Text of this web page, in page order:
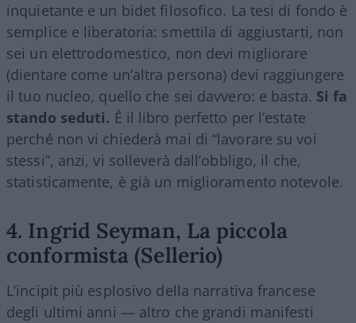
inquietante e un bidet filosofico. La tesi di fondo è
semplice e liberatoria: smettila di aggiustarti, non
sei un elettrodomestico, non devi migliorare
(dientare come un’altra persona) devi raggiungere
il tuo nucleo, quello che sei davvero: e basta. Si fa
stando seduti. È il libro perfetto per l’estate
perché non vi chiederà mai di “lavorare su voi
stessi”, anzi, vi solleverà dall’obbligo, il che,
statisticamente, è già un miglioramento notevole.
4. Ingrid Seyman, La piccola
conformista (Sellerio)
L’incipit più esplosivo della narrativa francese
degli ultimi anni — altro che grandi manifesti